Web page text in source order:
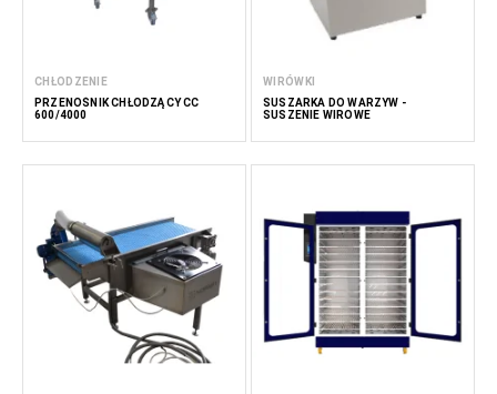
CHŁODZENIE
PRZENOŚNIK CHŁODZĄCY CC
600/4000
WIRÓWKI
SUSZARKA DO WARZYW -
SUSZENIE WIROWE